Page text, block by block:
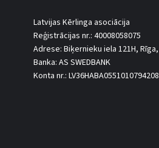
Latvijas Kērlinga asociācija
Reģistrācijas nr.: 40008058075
Adrese: Biķernieku iela 121H, Rīga,
Banka: AS SWEDBANK
Konta nr.: LV36HABA0551010794208